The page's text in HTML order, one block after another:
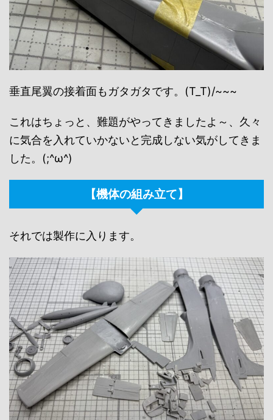
垂直尾翼の接着面もガタガタです。(T_T)/~~~
これはちょっと、難題がやってきましたよ～、久々
に気合を入れていかないと完成しない気がしてきま
した。(;^ω^)
【機体の組み立て】
それでは製作に入ります。